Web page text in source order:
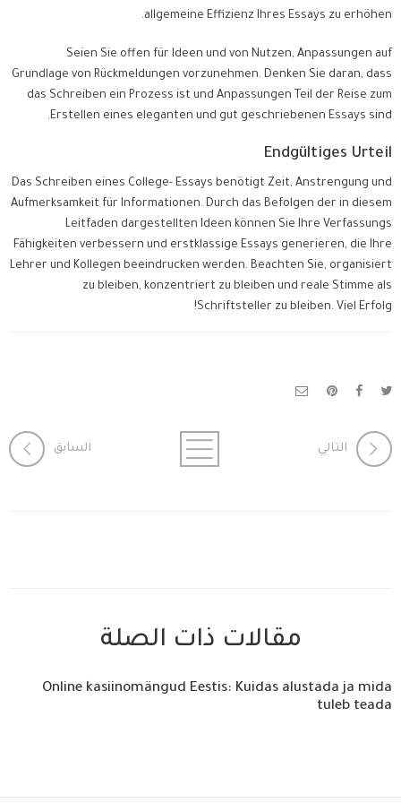
allgemeine Effizienz Ihres Essays zu erhöhen.
Seien Sie offen für Ideen und von Nutzen, Anpassungen auf
Grundlage von Rückmeldungen vorzunehmen. Denken Sie daran, dass
das Schreiben ein Prozess ist und Anpassungen Teil der Reise zum
Erstellen eines eleganten und gut geschriebenen Essays sind.
Endgültiges Urteil
Das Schreiben eines College- Essays benötigt Zeit, Anstrengung und
Aufmerksamkeit für Informationen. Durch das Befolgen der in diesem
Leitfaden dargestellten Ideen können Sie Ihre Verfassungs
Fähigkeiten verbessern und erstklassige Essays generieren, die Ihre
Lehrer und Kollegen beeindrucken werden. Beachten Sie, organisiert
zu bleiben, konzentriert zu bleiben und reale Stimme als
Schriftsteller zu bleiben. Viel Erfolg!
السابق التالي
مقالات ذات الصلة
Online kasiinomängud Eestis: Kuidas alustada ja mida
tuleb teada